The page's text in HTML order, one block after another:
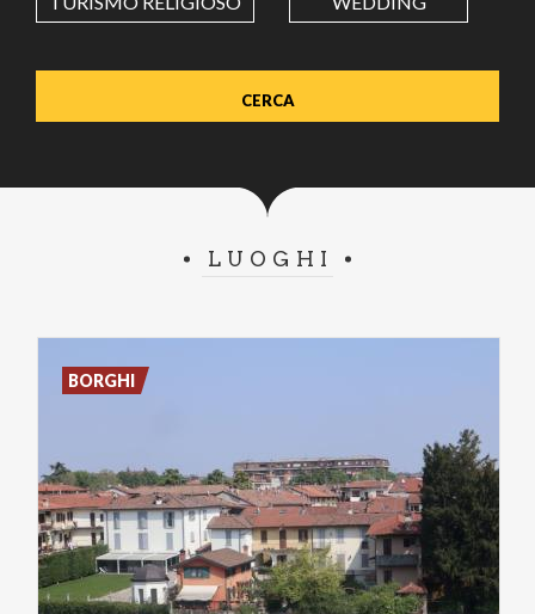
Value in decimal degrees. Use dot (.) as decimal separator.
LUOGHI
BORGHI